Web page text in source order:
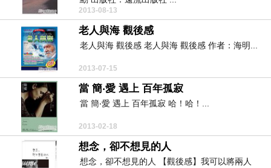
2013-08-13
老人與海 觀後感
老人與海 觀後感 老人與海 觀後感 作者：海明...
2013-07-15
當 簡‧愛 遇上 百年孤寂
當 簡‧愛 遇上 百年孤寂 哈！哈！...
2013-02-18
想念，卻不想見的人
想念，卻不想見的人 【觀後感】我可以將兩人